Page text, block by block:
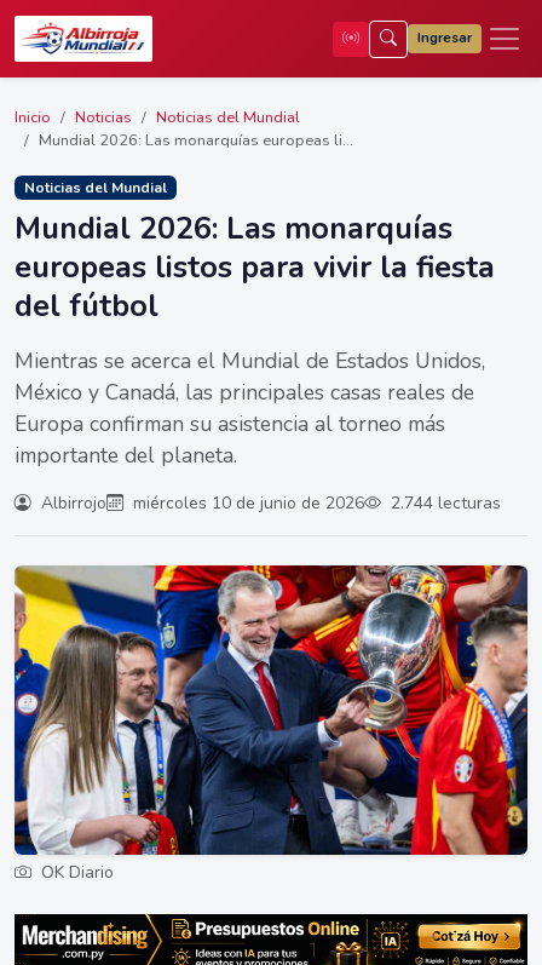
Ingresar
Inicio Noticias
Noticias del Mundial
Mundial 2026: Las monarquías europeas li...
Noticias del Mundial
Mundial 2026: Las monarquías
europeas listos para vivir la fiesta
del fútbol
Mientras se acerca el Mundial de Estados Unidos,
México y Canadá, las principales casas reales de
Europa confirman su asistencia al torneo más
importante del planeta.
Albirrojo miércoles 10 de junio de 2026 2.744 lecturas
OK Diario